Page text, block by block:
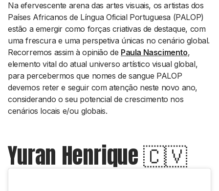
Contactos
EMAIL
GERAL@BANTUMEN.COM
WHATSAPP
+351 912 127 577
Pesquisar
Na efervescente arena das artes visuais, os artistas dos
Países Africanos de Língua Oficial Portuguesa (PALOP)
estão a emergir como forças criativas de destaque, com
uma frescura e uma perspetiva únicas no cenário global.
Recorremos assim à opinião de Paula Nascimento,
elemento vital do atual universo artístico visual global,
para percebermos que nomes de sangue PALOP
devemos reter e seguir com atenção neste novo ano,
considerando o seu potencial de crescimento nos
cenários locais e/ou globais.
Yuran Henrique🇨🇻